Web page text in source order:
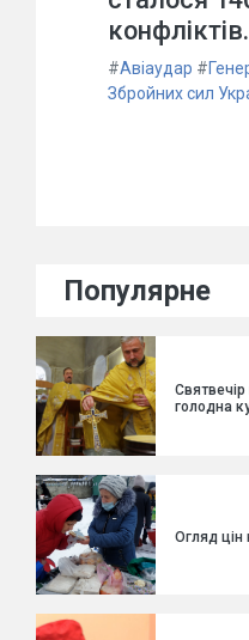
конфліктів.
#Авіаудар #
Збройних сил
Популярне
голодна
Огляд цін